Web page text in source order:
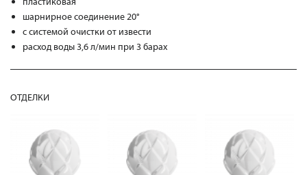
шарнирное соединение 20°
с системой очистки от извести
расход воды 3,6 л/мин при 3 барах
ОТДЕЛКИ